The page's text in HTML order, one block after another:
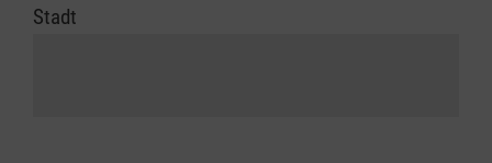
Stadt